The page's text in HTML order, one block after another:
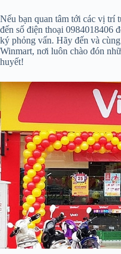
Nếu bạn quan tâm tới các vị trí
đến số điện thoại 0984018406
ký phỏng vấn. Hãy đến và
Winmart, nơi luôn chào đón
huyết!